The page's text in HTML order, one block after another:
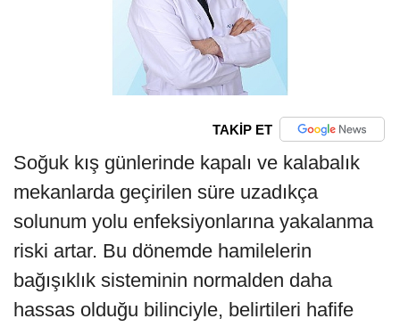
TAKİP ET
Soğuk kış günlerinde kapalı ve kalabalık
mekanlarda geçirilen süre uzadıkça
solunum yolu enfeksiyonlarına yakalanma
riski artar. Bu dönemde hamilelerin
bağışıklık sisteminin normalden daha
hassas olduğu bilinciyle, belirtileri hafife